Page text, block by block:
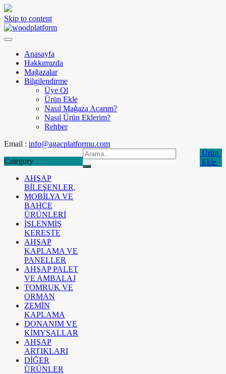
Skip to content
Anasayfa
Hakkımızda
Mağazalar
Bilgilendirme
Üye Ol
Ürün Ekle
Nasıl Mağaza Açarım?
Nasıl Ürün Eklerim?
Rehber
Email : info@agacplatformu.com
Category
AHŞAP
BİLEŞENLER,
MOBİLYA VE
BAHÇE
ÜRÜNLERİ
İŞLENMİŞ
KERESTE
AHŞAP
KAPLAMA VE
PANELLER
AHŞAP PALET
VE AMBALAJ
TOMRUK VE
ORMAN
ZEMİN
KAPLAMA
DONANIM VE
KİMYSALLAR
AHŞAP
ARTIKLARI
DİĞER
ÜRÜNLER
Ürün
Ekle